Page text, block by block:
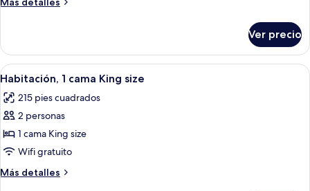
camas
2
camas
individuales
Ver precio
Abrir
todas
las
fotos
de
Habitación,
1
cama
Habitación de hotel con una cama
10
Habitación, 1 cama King size
215 pies cuadrados
2 personas
1 cama King size
Wifi gratuito
Más detalles
Más